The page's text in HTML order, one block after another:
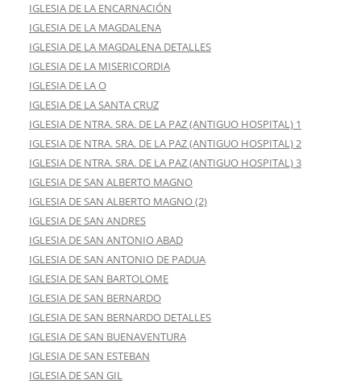
IGLESIA DE LA ENCARNACIÓN
IGLESIA DE LA MAGDALENA
IGLESIA DE LA MAGDALENA DETALLES
IGLESIA DE LA MISERICORDIA
IGLESIA DE LA O
IGLESIA DE LA SANTA CRUZ
IGLESIA DE NTRA. SRA. DE LA PAZ (ANTIGUO HOSPITAL) 1
IGLESIA DE NTRA. SRA. DE LA PAZ (ANTIGUO HOSPITAL) 2
IGLESIA DE NTRA. SRA. DE LA PAZ (ANTIGUO HOSPITAL) 3
IGLESIA DE SAN ALBERTO MAGNO
IGLESIA DE SAN ALBERTO MAGNO (2)
IGLESIA DE SAN ANDRES
IGLESIA DE SAN ANTONIO ABAD
IGLESIA DE SAN ANTONIO DE PADUA
IGLESIA DE SAN BARTOLOME
IGLESIA DE SAN BERNARDO
IGLESIA DE SAN BERNARDO DETALLES
IGLESIA DE SAN BUENAVENTURA
IGLESIA DE SAN ESTEBAN
IGLESIA DE SAN GIL